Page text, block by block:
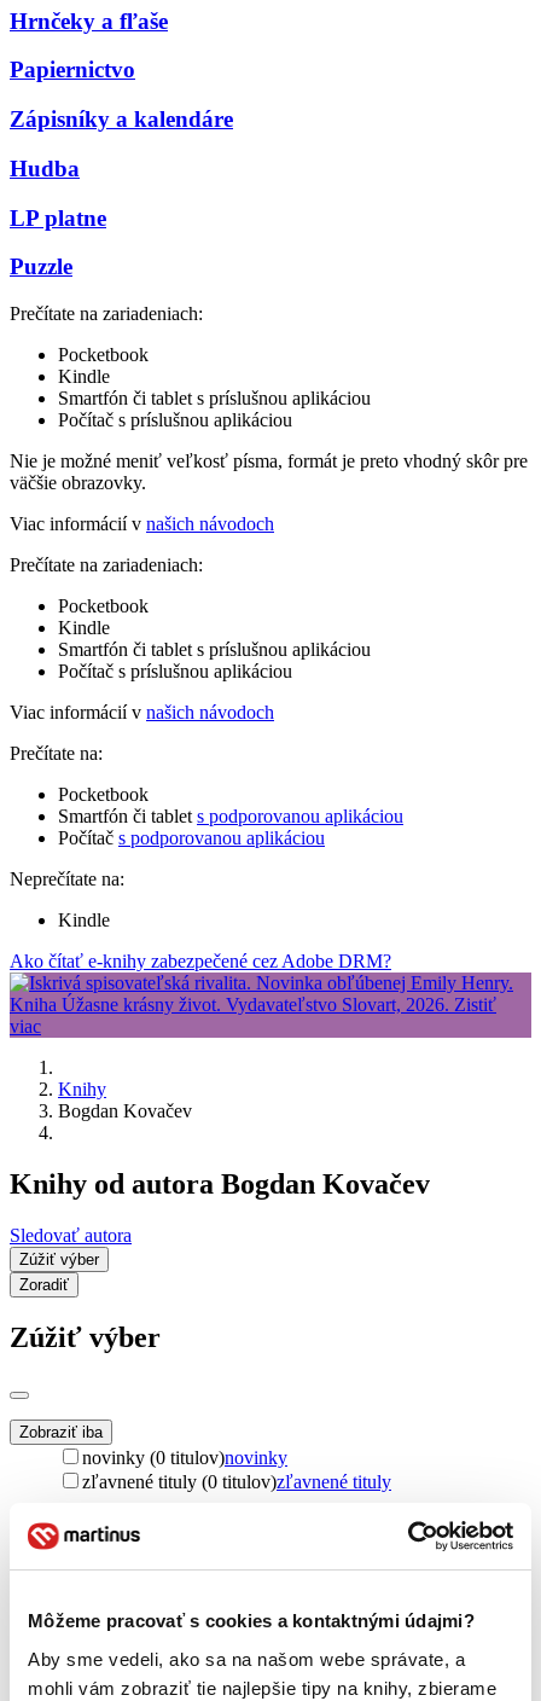
Môžeme pracovať s cookies a kontaktnými údajmi?
Aby sme vedeli, ako sa na našom webe správate, a
mohli vám zobraziť tie najlepšie tipy na knihy, zbierame
Hrnčeky a fľaše
Papiernictvo
Zápisníky a kalendáre
Hudba
LP platne
Puzzle
Prečítate na zariadeniach:
Pocketbook
Kindle
Smartfón či tablet s príslušnou aplikáciou
Počítač s príslušnou aplikáciou
Nie je možné meniť veľkosť písma, formát je preto vhodný skôr pre
väčšie obrazovky.
Viac informácií v našich návodoch
Prečítate na zariadeniach:
Pocketbook
Kindle
Smartfón či tablet s príslušnou aplikáciou
Počítač s príslušnou aplikáciou
Viac informácií v našich návodoch
Prečítate na:
Pocketbook
Smartfón či tablet s podporovanou aplikáciou
Počítač s podporovanou aplikáciou
Neprečítate na:
Kindle
Ako čítať e-knihy zabezpečené cez Adobe DRM?
Knihy
Bogdan Kovačev
Knihy od autora Bogdan Kovačev
Sledovať autora
Zúžiť výber
Zoradiť
Zúžiť výber
Zobraziť iba
novinky (0 titulov)novinky
zľavnené tituly (0 titulov)zľavnené tituly
Dostupnosť
na centrálnom sklade
predpredaj (0 titulov)predpredaj
dostupná (bez vypredaných) (0 titulov)dostupná (bez
Nové / čítané